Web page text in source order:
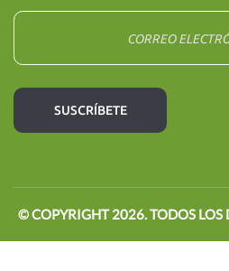
© COPYRIGHT2026. TODOS LOS